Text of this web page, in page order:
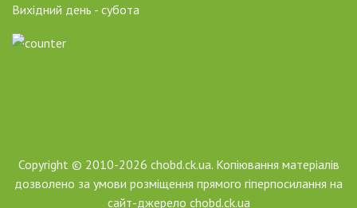
Вихідний день - субота
Copyright © 2010-2026 chobd.ck.ua. Копіювання матеріалів
дозволено за умови розміщення прямого гіперпосилання на
сайт-джерело chobd.ck.ua